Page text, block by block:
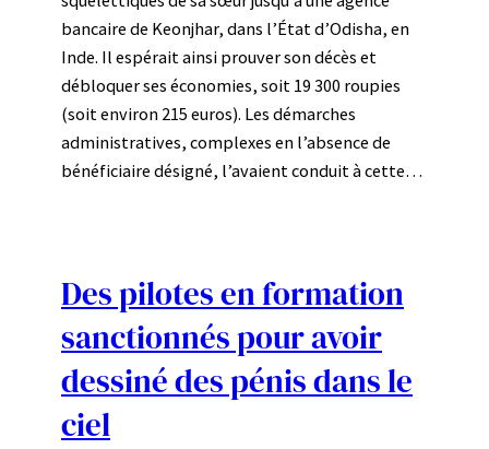
bancaire de Keonjhar, dans l’État d’Odisha, en
Inde. Il espérait ainsi prouver son décès et
débloquer ses économies, soit 19 300 roupies
(soit environ 215 euros). Les démarches
administratives, complexes en l’absence de
bénéficiaire désigné, l’avaient conduit à cette…
Des pilotes en formation
sanctionnés pour avoir
dessiné des pénis dans le
ciel